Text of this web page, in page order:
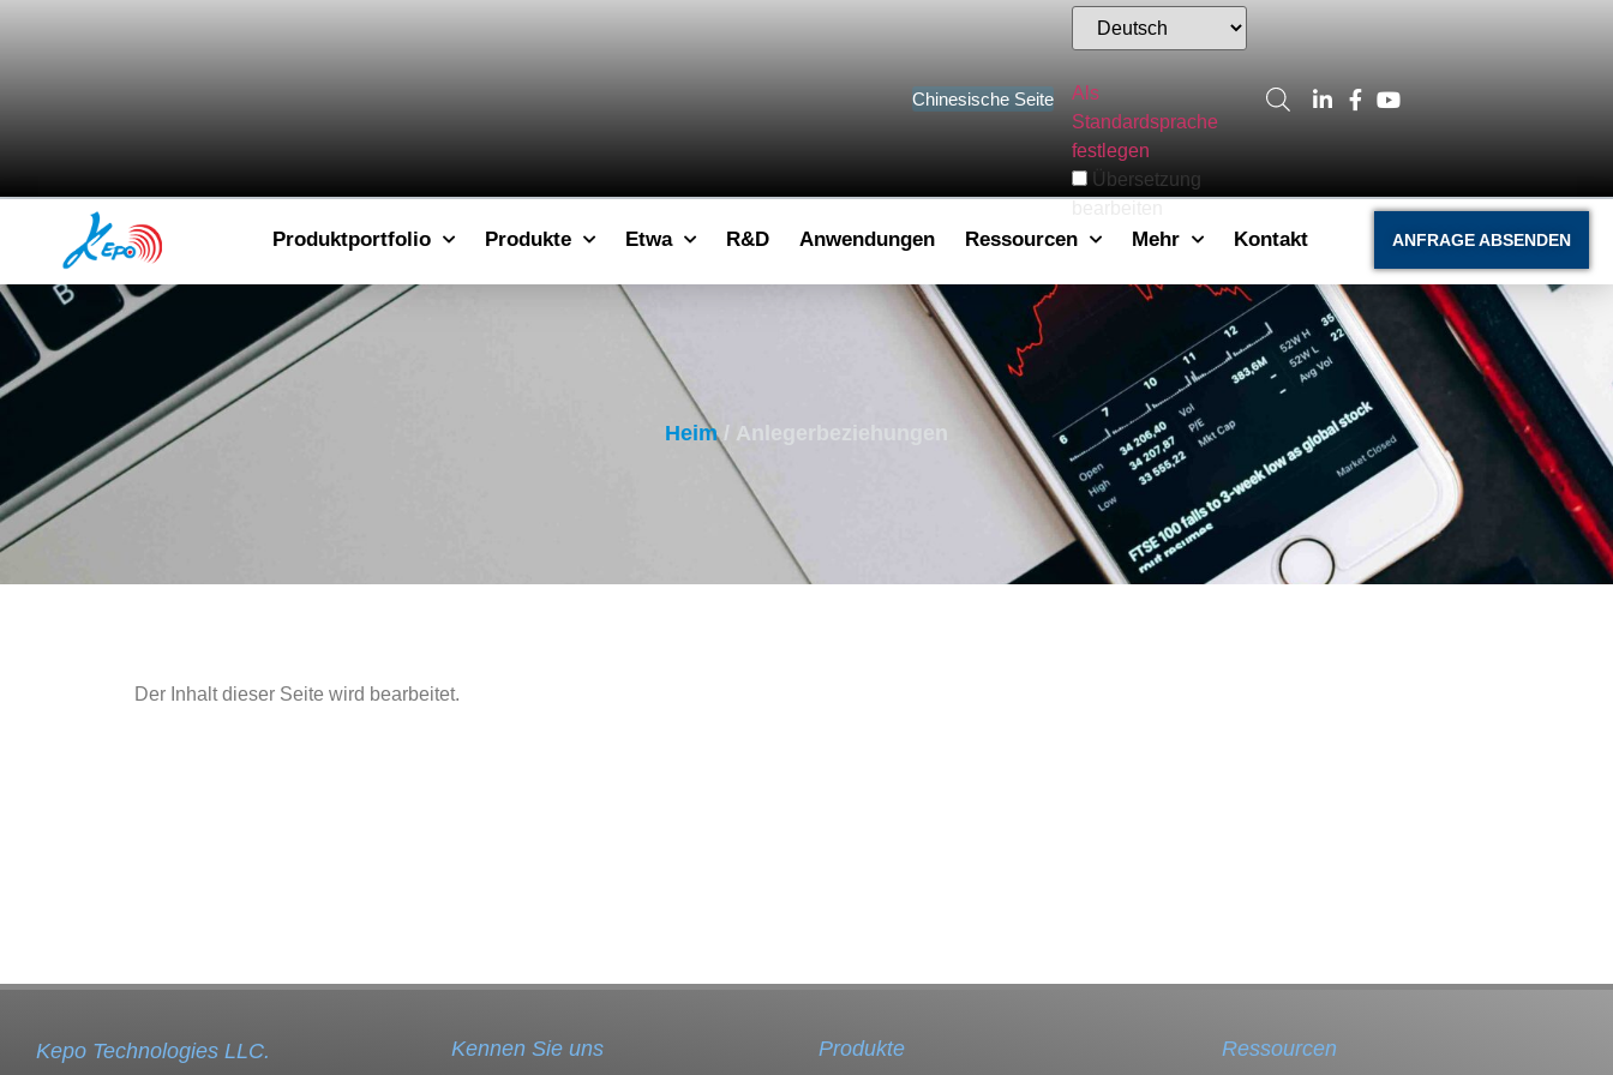
Chinesische Seite
Als
Standardsprache
festlegen
Übersetzung
Produktportfolio Produkte Etwa R&D Anwendungen Ressourcen Mehr Kontakt ANFRAGE ABSENDEN
Heim/ Anlegerbeziehungen
Der Inhalt dieser Seite wird bearbeitet.
Kepo Technologies LLC. Kennen Sie uns Produkte Ressourcen